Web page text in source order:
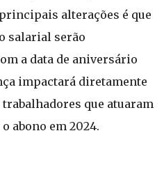
alterações é que
salarial serão
a data de aniversário
impactará diretamente
que atuaram
abono em 2024.